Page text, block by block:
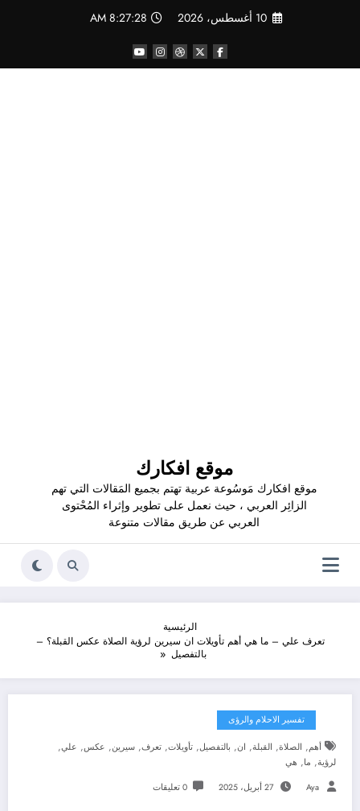
10 أغسطس، 2026 8:27:29 AM
موقع افكارك
موقع افكارك مَوسُوعة عربية تهتم بجميع المَقالات التي تهم
الزائِر العربي ، حيث نعمل على تطوير وإثراء المُحْتوى
العربي عن طريق مقالات متنوعة
الرئيسية
تعرف علي – ما هي أهم تأويلات ان سيرين لرؤية الصلاة عكس القبلة؟ –
بالتفصيل
تفسير الاحلام والرؤى
أهم, الصلاة, القبلة, ان, بالتفصيل, تأويلات, تعرف, سيرين, عكس, علي,
لرؤية, ما, هي
Aya 27 أبريل، 2025 0 تعليقات